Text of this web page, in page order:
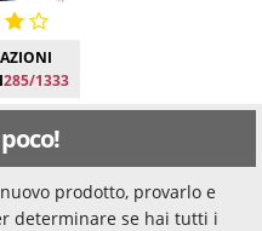
285/1333
prodotto, provarlo e
determinare se hai tutti i